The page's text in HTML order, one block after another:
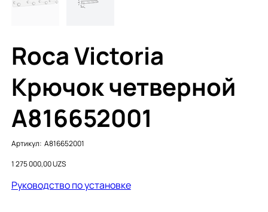
Roca Victoria
Крючок четверной
A816652001
Артикул:
Артикул:
A816652001
A816652001
Цена
1 275 000,00 UZS
Руководство по установке